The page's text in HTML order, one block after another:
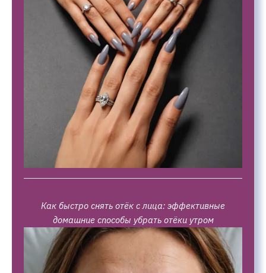
Как быстро снять отёк с лица: эффективные
домашние способы убрать отёки утром